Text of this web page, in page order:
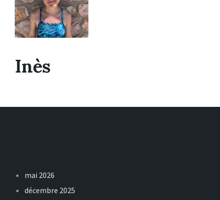
Inès
mai 2026
décembre 2025